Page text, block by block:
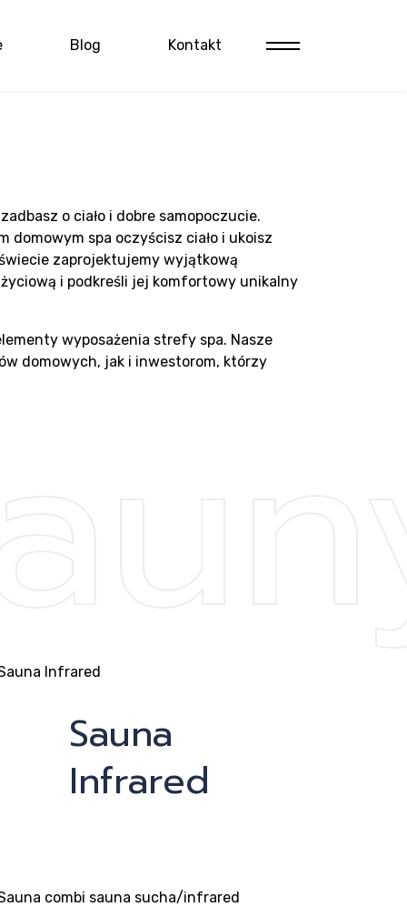
Blog Kontakt
o ciało i dobre samopoczucie.
domowym spa oczyścisz ciało i ukoisz
zaprojektujemy wyjątkową
i podkreśli jej komfortowy unikalny
wyposażenia strefy spa. Nasze
domowych, jak i inwestorom, którzy
Sauna
Infrared